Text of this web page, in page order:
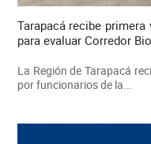
Tarapacá recibe
para evaluar Corredor
La Región de Tarapacá
por funcionarios de la...